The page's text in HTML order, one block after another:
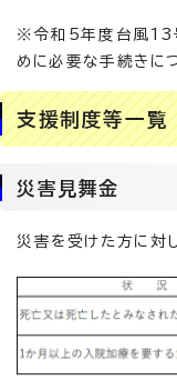
※令和5年度台風13
めに必要な手続きに
支援制度等一覧
災害見舞金
災害を受けた方に対